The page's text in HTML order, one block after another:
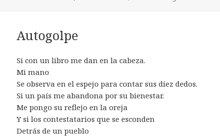
Autogolpe
Si con un libro me dan en la cabeza.
Mi mano
Se observa en el espejo para contar sus diez dedos.
Si un país me abandona por su bienestar.
Me pongo su reflejo en la oreja
Y si los contestatarios que se esconden
Detrás de un pueblo